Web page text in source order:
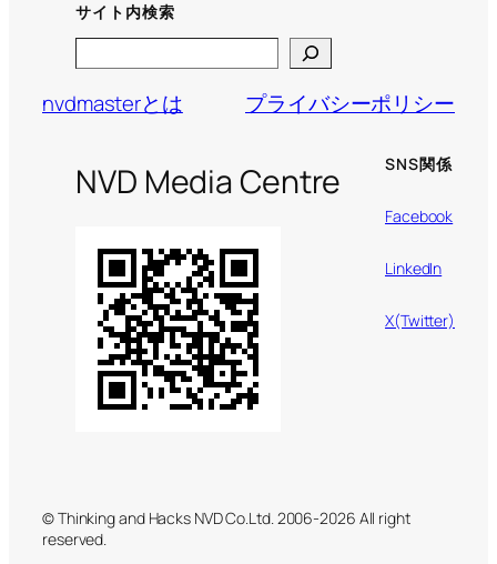
サイト内検索
nvdmasterとは
プライバシーポリシー
NVD Media Centre SNS関係
Facebook
LinkedIn
X(Twitter)
© Thinking and Hacks NVD Co.Ltd. 2006-2026 All right
reserved.